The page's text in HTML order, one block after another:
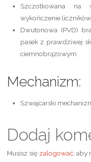
Szczotkowana na
wykończenie
Dwutonowa (PVD)
pasek z prawdziwej
ciemnobrązowym
Mechanizm:
Szwajcarski
Dodaj
Musisz się zalogować, aby